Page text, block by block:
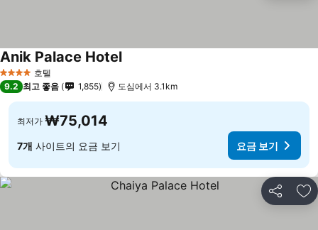
4 성급 호텔
Anik Palace Hotel
9.2 최고 좋음 1,855 도심에서 3.1km
최저가 ₩75,014
7개 사이트의 요금 보기 요금 보기
공유 즐